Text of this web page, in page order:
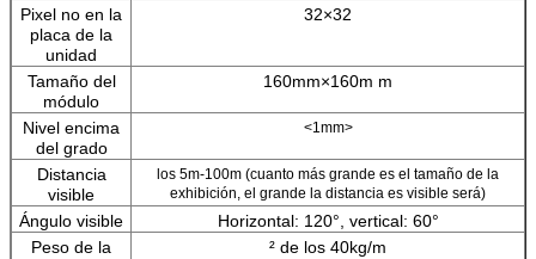
Pixel no en la
placa de la
unidad
32×32
Tamaño del
módulo
160mm×160m m
Nivel encima
del grado
<1mm>
Distancia
visible
los 5m-100m (cuanto más grande es el tamaño de la
exhibición, el grande la distancia es visible será)
Ángulo visible
Horizontal: 120°, vertical: 60°
Peso de la
² de los 40kg/m